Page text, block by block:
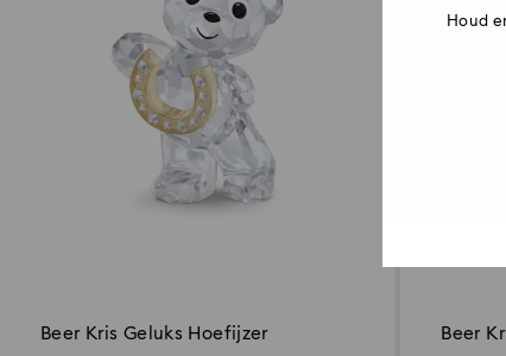
Beer Kris Geluks Hoefijzer Beer
Houd